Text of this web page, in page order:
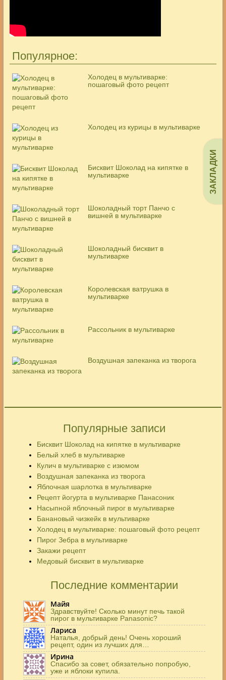
ЗАКЛАДКИ
Популярное:
Холодец в мультиварке:
пошаговый фото рецепт
Холодец из курицы в мультиварке
Бисквит Шоколад на кипятке в
мультиварке
Шоколадный торт Панчо с
вишней в мультиварке
Шоколадный бисквит в
мультиварке
Королевская ватрушка в
мультиварке
Рассольник в мультиварке
Воздушная запеканка из творога
Популярные записи
Бисквит Шоколад на кипятке в мультиварке
Белый хлеб в мультиварке
Кулич в мультиварке с изюмом
Воздушная запеканка из творога
Яблочная шарлотка в мультиварке
Рецепт йогурта в мультиварке Панасоник
Насыпной яблочный пирог в мультиварке
Банановый чизкейк в мультиварке
Холодец в мультиварке: пошаговый фото рецепт
Пирог Зебра в мультиварке
Закажи рецепт
Медовый бисквит в мультиварке
Последние комментарии
Майя
Здравствуйте! Сколько минут печь такой
пирог в мультиварке Panasonic?
Лариса
Наталья, добрый день! Очень хороший
рецепт, один из лучших для…
Ирина
Спасибо за совет, обязательно попробую,
уже и яблоки купила.